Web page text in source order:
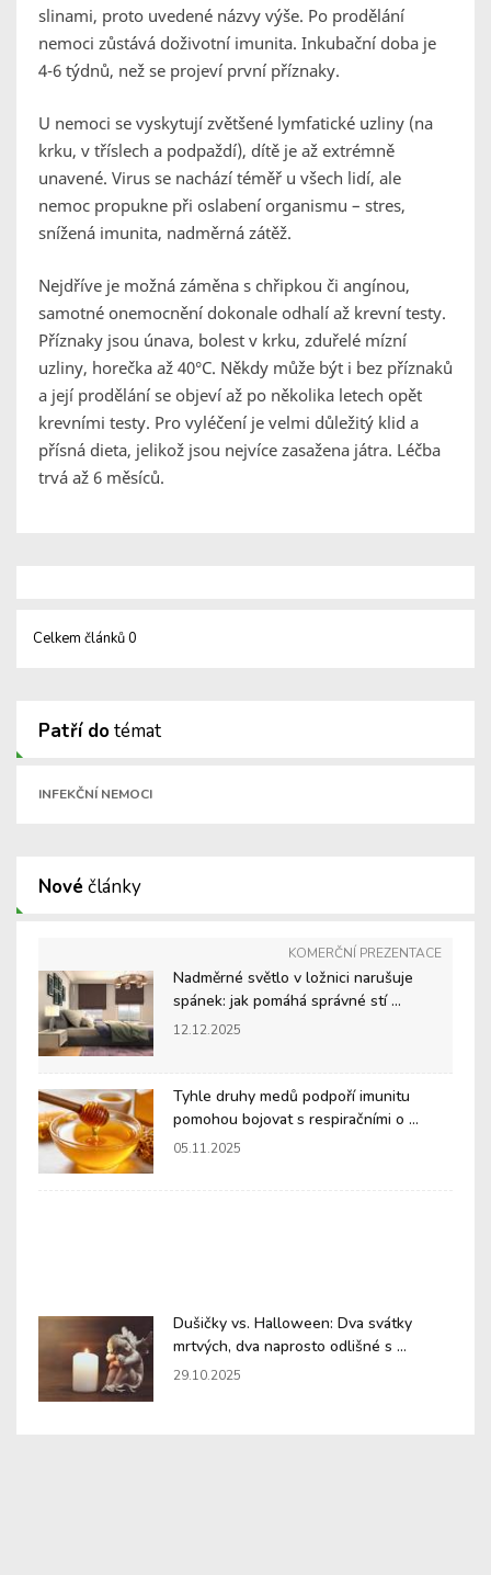
slinami, proto uvedené názvy výše. Po prodělání
nemoci zůstává doživotní imunita. Inkubační doba je
4-6 týdnů, než se projeví první příznaky.
U nemoci se vyskytují zvětšené lymfatické uzliny (na
krku, v tříslech a podpaždí), dítě je až extrémně
unavené. Virus se nachází téměř u všech lidí, ale
nemoc propukne při oslabení organismu – stres,
snížená imunita, nadměrná zátěž.
Nejdříve je možná záměna s chřipkou či angínou,
samotné onemocnění dokonale odhalí až krevní testy.
Příznaky jsou únava, bolest v krku, zduřelé mízní
uzliny, horečka až 40°C. Někdy může být i bez příznaků
a její prodělání se objeví až po několika letech opět
krevními testy. Pro vyléčení je velmi důležitý klid a
přísná dieta, jelikož jsou nejvíce zasažena játra. Léčba
trvá až 6 měsíců.
Celkem článků 0
Patří dotémat
INFEKČNÍ NEMOCI
Nové články
KOMERČNÍ PREZENTACE
Nadměrné světlo v ložnici narušuje
spánek: jak pomáhá správné stí ...
12.12.2025
Tyhle druhy medů podpoří imunitu
pomohou bojovat s respiračními o ...
05.11.2025
Dušičky vs. Halloween: Dva svátky
mrtvých, dva naprosto odlišné s ...
29.10.2025